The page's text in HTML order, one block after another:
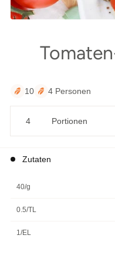
10 4 Personen
Portionen
Zutaten
40/g
0.5/TL
1/EL